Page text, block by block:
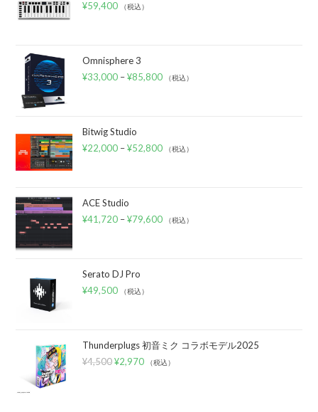
¥59,400 （税込）
Omnisphere 3
¥33,000 –¥85,800 （税込）
Bitwig Studio
¥22,000 –¥52,800 （税込）
ACE Studio
¥41,720 –¥79,600 （税込）
Serato DJ Pro
¥49,500 （税込）
Thunderplugs 初音ミク コラボモデル2025
¥4,500 ¥2,970 （税込）